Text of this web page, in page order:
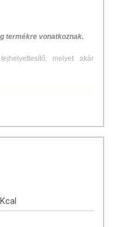
termékre vonatkoznak.
melyet akár